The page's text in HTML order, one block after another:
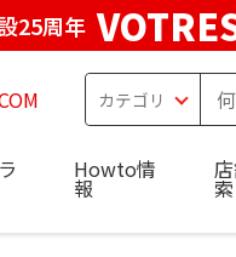
25周年
Howto情
報 索